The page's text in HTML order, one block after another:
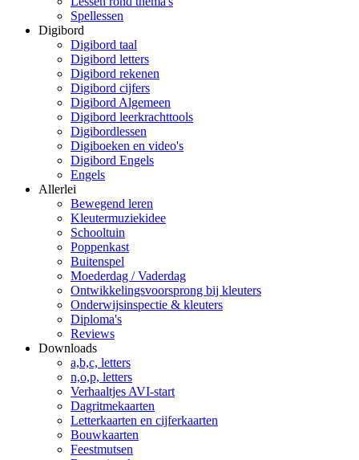
Spellessen
Digibord
Digibord taal
Digibord letters
Digibord rekenen
Digibord cijfers
Digibord Algemeen
Digibord leerkrachttools
Digibordlessen
Digiboeken en video's
Digibord Engels
Engels
Allerlei
Bewegend leren
Kleutermuziekidee
Schooltuin
Poppenkast
Buitenspel
Moederdag / Vaderdag
Ontwikkelingsvoorsprong bij kleuters
Onderwijsinspectie & kleuters
Diploma's
Reviews
Downloads
a,b,c, letters
n,o,p, letters
Verhaaltjes AVI-start
Dagritmekaarten
Letterkaarten en cijferkaarten
Bouwkaarten
Feestmutsen